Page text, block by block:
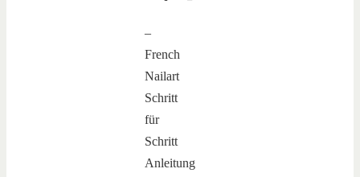
–
French
Nailart
Schritt
für
Schritt
Anleitung